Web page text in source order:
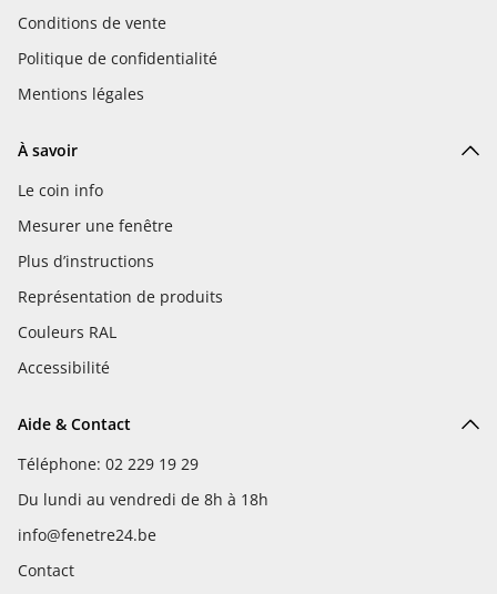
Conditions de vente
Politique de confidentialité
Mentions légales
À savoir
Le coin info
Mesurer une fenêtre
Plus d’instructions
Représentation de produits
Couleurs RAL
Accessibilité
Aide & Contact
Téléphone: 02 229 19 29
Du lundi au vendredi de 8h à 18h
info@fenetre24.be
Contact